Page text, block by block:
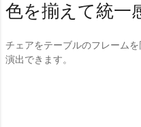
色を揃えて統一
チェアをテーブルのフレーム
演出できます。